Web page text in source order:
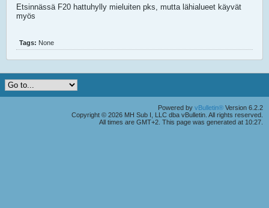
Etsinnässä F20 hattuhylly mieluiten pks, mutta lähialueet käyvät
myös
Tags: None
Powered by vBulletin® Version 6.2.2
Copyright © 2026 MH Sub I, LLC dba vBulletin. All rights reserved.
All times are GMT+2. This page was generated at 10:27.